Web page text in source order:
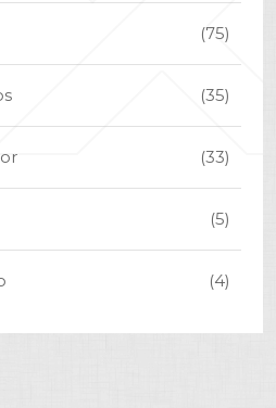
(75)
(35)
(33)
(5)
(4)